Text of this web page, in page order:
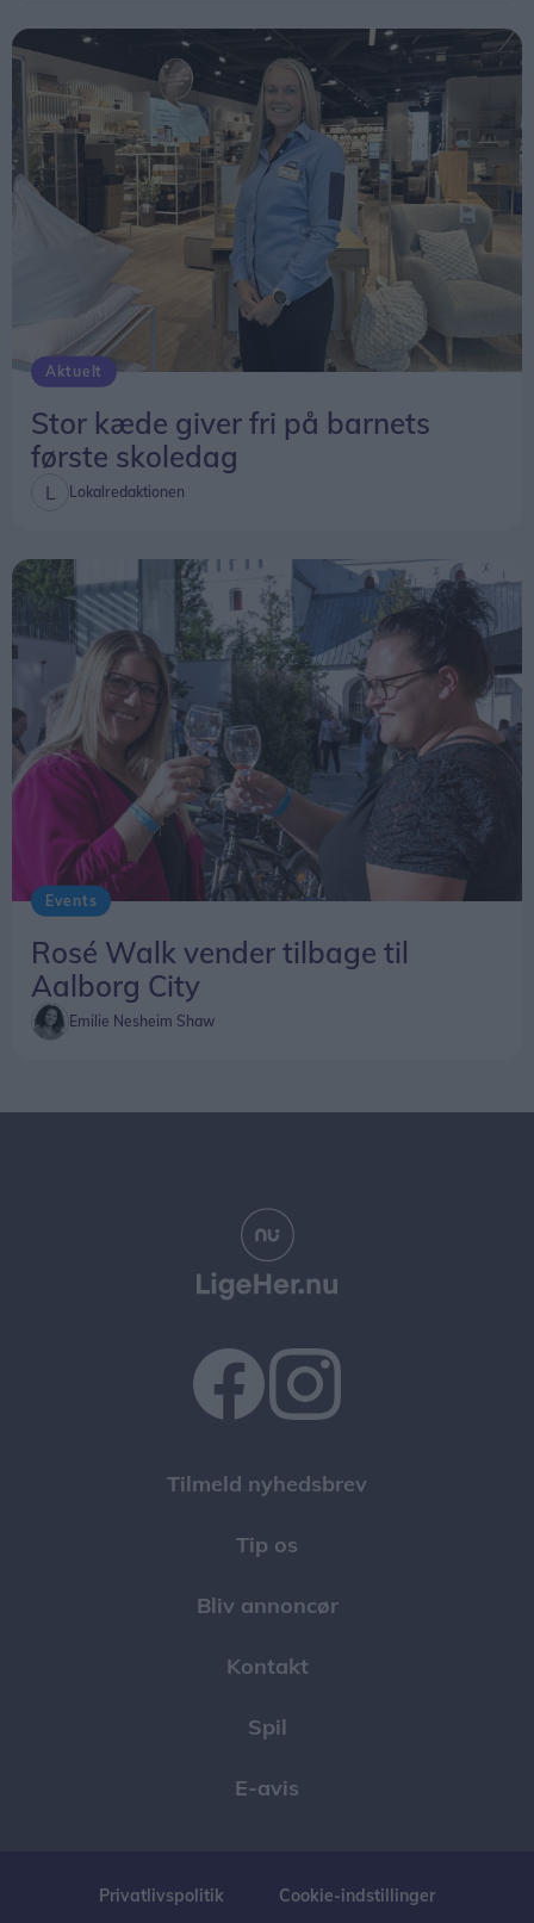
Aktuelt
Stor kæde giver fri på barnets
første skoledag
Lokalredaktionen
Events
Rosé Walk vender tilbage til
Aalborg City
Emilie Nesheim Shaw
Tilmeld nyhedsbrev
Tip os
Bliv annoncør
Kontakt
Spil
E-avis
Privatlivspolitik Cookie-indstillinger